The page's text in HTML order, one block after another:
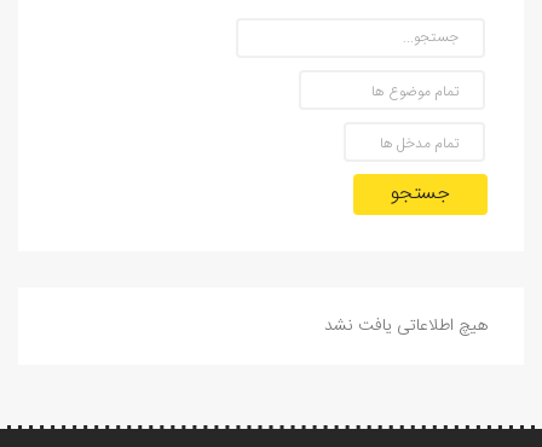
جستجو
هیچ اطلاعاتی یافت نشد